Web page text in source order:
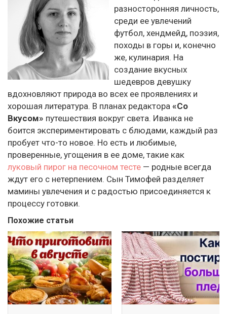
разносторонняя личность,
среди ее увлечений
футбол, хендмейд, поэзия,
походы в горы и, конечно
же, кулинария. На
создание вкусных
шедевров девушку
вдохновляют природа во всех ее проявлениях и
хорошая литература. В планах редактора «Со
Вкусом» путешествия вокруг света. Иванка не
боится экспериментировать с блюдами, каждый раз
пробует что-то новое. Но есть и любимые,
проверенные, угощения в ее доме, такие как
луковый пирог на песочном тесте — родные всегда
ждут его с нетерпением. Сын Тимофей разделяет
мамины увлечения и с радостью присоединяется к
процессу готовки.
Похожие статьи